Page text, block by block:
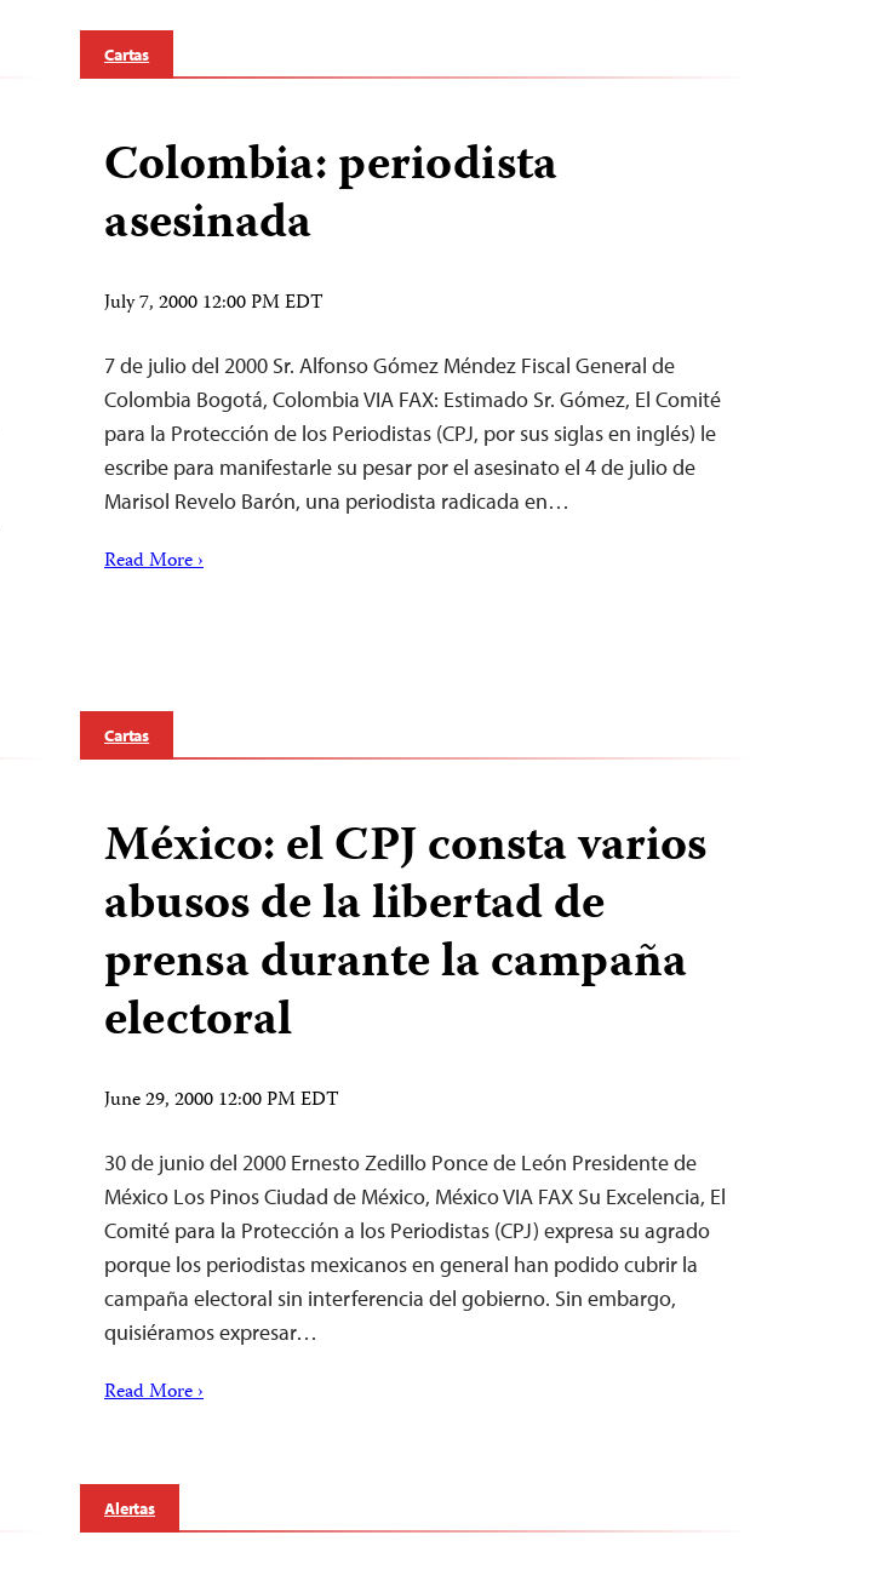
Cartas
Colombia: periodista
asesinada
July 7, 2000 12:00 PM EDT
7 de julio del 2000 Sr. Alfonso Gómez Méndez Fiscal General de
Colombia Bogotá, Colombia VIA FAX: Estimado Sr. Gómez, El Comité
para la Protección de los Periodistas (CPJ, por sus siglas en inglés) le
escribe para manifestarle su pesar por el asesinato el 4 de julio de
Marisol Revelo Barón, una periodista radicada en…
Read More ›
Cartas
México: el CPJ consta varios
abusos de la libertad de
prensa durante la campaña
electoral
June 29, 2000 12:00 PM EDT
30 de junio del 2000 Ernesto Zedillo Ponce de León Presidente de
México Los Pinos Ciudad de México, México VIA FAX Su Excelencia, El
Comité para la Protección a los Periodistas (CPJ) expresa su agrado
porque los periodistas mexicanos en general han podido cubrir la
campaña electoral sin interferencia del gobierno. Sin embargo,
quisiéramos expresar…
Read More ›
Alertas